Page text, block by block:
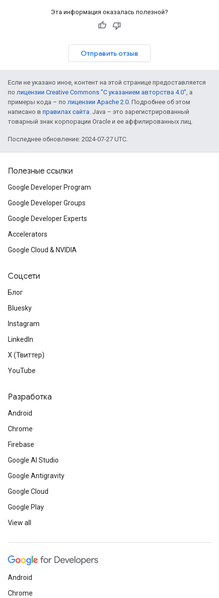
Эта информация оказалась полезной?
Отправить отзыв
Если не указано иное, контент на этой странице предоставляется
по лицензии Creative Commons "С указанием авторства 4.0", а
примеры кода – по лицензии Apache 2.0. Подробнее об этом
написано в правилах сайта. Java – это зарегистрированный
товарный знак корпорации Oracle и ее аффилированных лиц.
Последнее обновление: 2024-07-27 UTC.
Полезные ссылки
Google Developer Program
Google Developer Groups
Google Developer Experts
Accelerators
Google Cloud & NVIDIA
Соцсети
Блог
Bluesky
Instagram
LinkedIn
X (Твиттер)
YouTube
Разработка
Android
Chrome
Firebase
Google AI Studio
Google Antigravity
Google Cloud
Google Play
View all
Android
Chrome